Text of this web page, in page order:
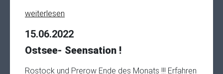
weiterlesen
15.06.2022
Ostsee- Seensation !
Rostock und Prerow Ende des Monats !!! Erfahren